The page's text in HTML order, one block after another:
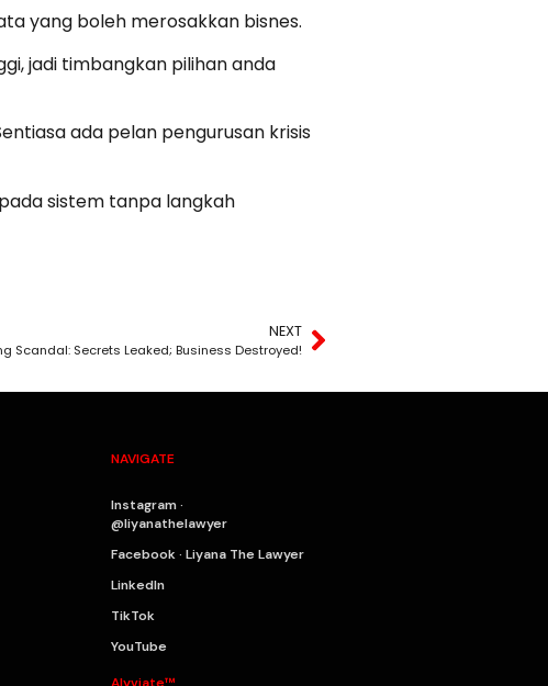
yang boleh merosakkan bisnes.
jadi timbangkan pilihan anda
ada pelan pengurusan krisis
sistem tanpa langkah
NEXT
Scandal: Secrets Leaked; Business Destroyed!
NAVIGATE
Instagram ·
@liyanathelawyer
Facebook · Liyana The Lawyer
LinkedIn
TikTok
YouTube